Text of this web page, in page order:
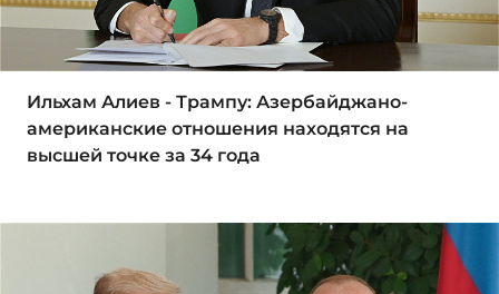
Ильхам Алиев - Трампу: Азербайджано-
американские отношения находятся на
высшей точке за 34 года